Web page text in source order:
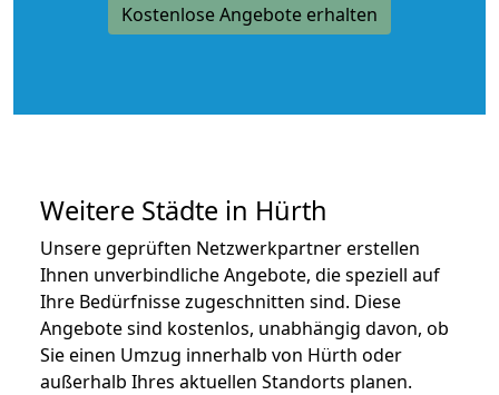
Kostenlose Angebote erhalten
Weitere Städte in Hürth
Unsere geprüften Netzwerkpartner erstellen
Ihnen unverbindliche Angebote, die speziell auf
Ihre Bedürfnisse zugeschnitten sind. Diese
Angebote sind kostenlos, unabhängig davon, ob
Sie einen Umzug innerhalb von Hürth oder
außerhalb Ihres aktuellen Standorts planen.